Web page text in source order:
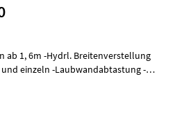
ab 1, 6m -Hydrl. Breitenverstellung
einzeln -Laubwandabtastung -